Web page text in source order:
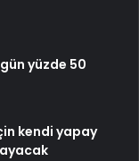
yüzde 50
kendi yapay